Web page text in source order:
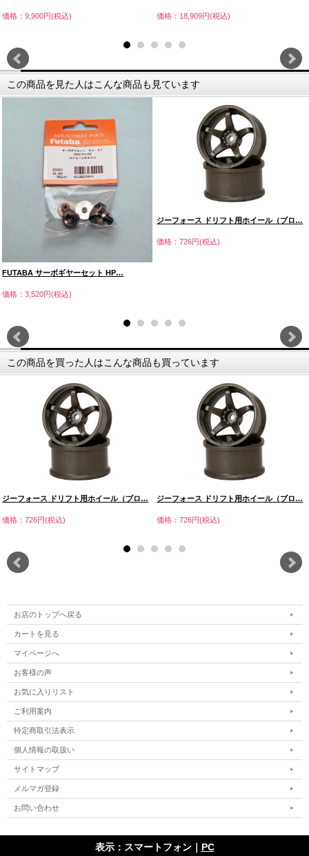
価格：9,900円(税込) 価格：18,909円(税込)
この商品を見た人はこんな商品も見ています
FUTABA サーボギヤーセット HP…
価格：3,520円(税込)
ジーフォース ドリフト用ホイール（ブロ…
価格：726円(税込)
この商品を買った人はこんな商品も買っています
ジーフォース ドリフト用ホイール（ブロ…
価格：726円(税込)
ジーフォース ドリフト用ホイール（ブロ…
価格：726円(税込)
お店のトップへ戻る
カートを見る
マイページへ
お客様の声
お気に入りリスト
ご利用案内
特定商取引法表示
個人情報の取扱い
サイトマップ
メルマガ登録
お問い合わせ
表示：スマートフォン｜ PC